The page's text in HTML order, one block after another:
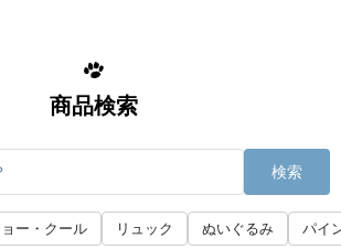
商品検索
検索
ー・クール リュック ぬいぐるみ パイ